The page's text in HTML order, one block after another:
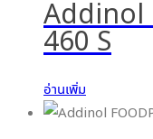
Addinol
460 S
อ่านเพิ่ม